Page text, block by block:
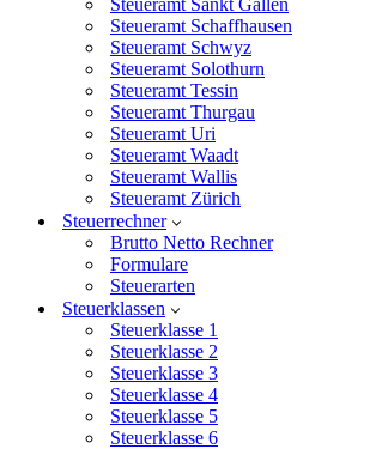
Steueramt Sankt Gallen
Steueramt Schaffhausen
Steueramt Schwyz
Steueramt Solothurn
Steueramt Tessin
Steueramt Thurgau
Steueramt Uri
Steueramt Waadt
Steueramt Wallis
Steueramt Zürich
Steuerrechner
Brutto Netto Rechner
Formulare
Steuerarten
Steuerklassen
Steuerklasse 1
Steuerklasse 2
Steuerklasse 3
Steuerklasse 4
Steuerklasse 5
Steuerklasse 6